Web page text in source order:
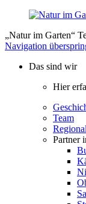
„Natur im Garten“
Navigation
Das sind wir
Hier
Team
Partner